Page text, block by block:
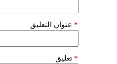
عنوان التعليق *
تعليق *